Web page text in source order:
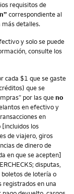
requisitos de
correspondiente al
detalles.
y solo se puede
consulte los
cada $1 que se gaste
que se
por las queno
en efectivo y
en
los
de viajero, giros
de dinero de
en que se acepten]
disputas,
boletos de lotería o
registrados en una